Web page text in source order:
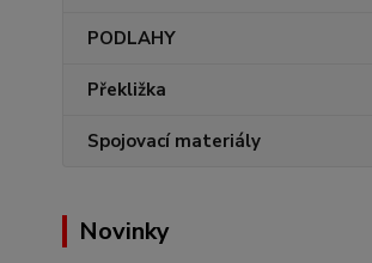
PODLAHY
Překližka
Spojovací materiály
Novinky